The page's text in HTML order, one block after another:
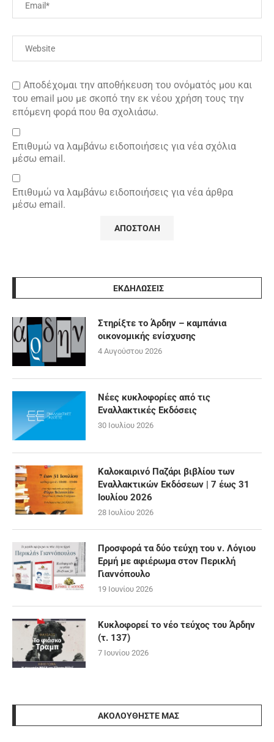
Αποδέχομαι την αποθήκευση του ονόματός μου και
του email μου με σκοπό την εκ νέου χρήση τους την
επόμενη φορά που θα σχολιάσω.
Επιθυμώ να λαμβάνω ειδοποιήσεις για νέα σχόλια
μέσω email.
Επιθυμώ να λαμβάνω ειδοποιήσεις για νέα άρθρα
μέσω email.
ΕΚΔΗΛΩΣΕΙΣ
Στηρίξτε το Άρδην – καμπάνια
οικονομικής ενίσχυσης
4 Αυγούστου 2026
Νέες κυκλοφορίες από τις
Εναλλακτικές Εκδόσεις
30 Ιουλίου 2026
Καλοκαιρινό Παζάρι βιβλίου των
Εναλλακτικών Εκδόσεων | 7 έως 31
Ιουλίου 2026
28 Ιουλίου 2026
Προσφορά τα δύο τεύχη του ν. Λόγιου
Ερμή με αφιέρωμα στον Περικλή
Γιαννόπουλο
19 Ιουνίου 2026
Κυκλοφορεί το νέο τεύχος του Άρδην
(τ. 137)
7 Ιουνίου 2026
ΑΚΟΛΟΥΘΉΣΤΕ ΜΑΣ